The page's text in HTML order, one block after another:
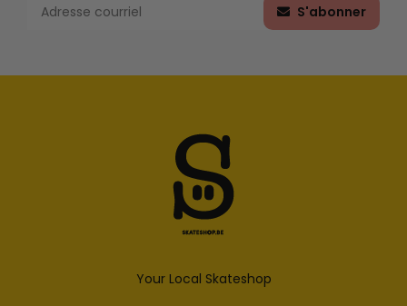
S'abonner
Your Local Skateshop